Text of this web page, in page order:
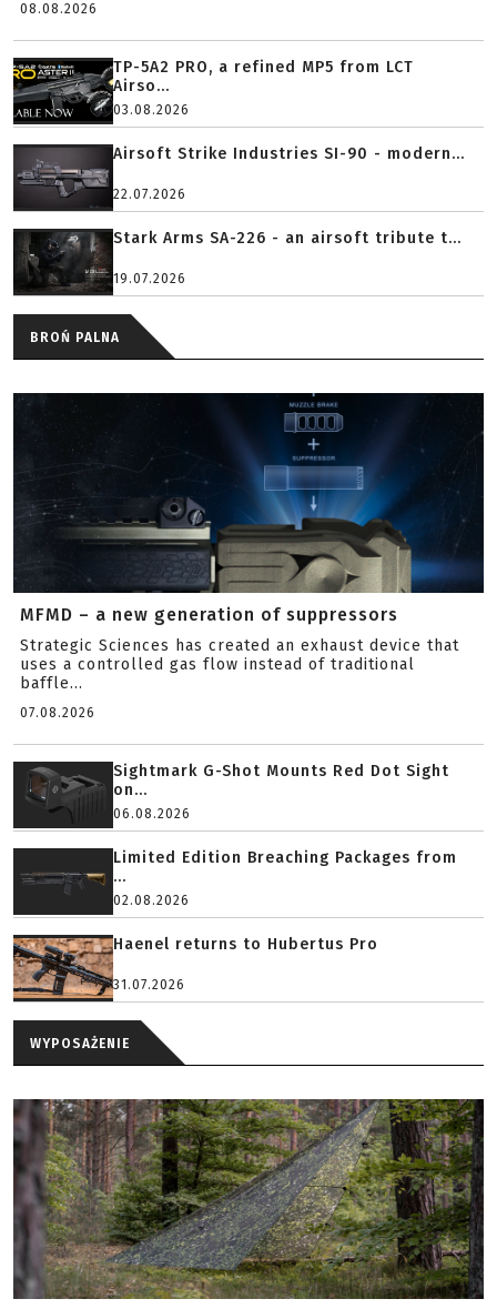
08.08.2026
TP-5A2 PRO, a refined MP5 from LCT
Airso...
03.08.2026
Airsoft Strike Industries SI-90 - modern...
22.07.2026
Stark Arms SA-226 - an airsoft tribute t...
19.07.2026
BROŃ PALNA
MFMD – a new generation of suppressors
Strategic Sciences has created an exhaust device that
uses a controlled gas flow instead of traditional
baffle...
07.08.2026
Sightmark G-Shot Mounts Red Dot Sight
on...
06.08.2026
Limited Edition Breaching Packages from
...
02.08.2026
Haenel returns to Hubertus Pro
31.07.2026
WYPOSAŻENIE